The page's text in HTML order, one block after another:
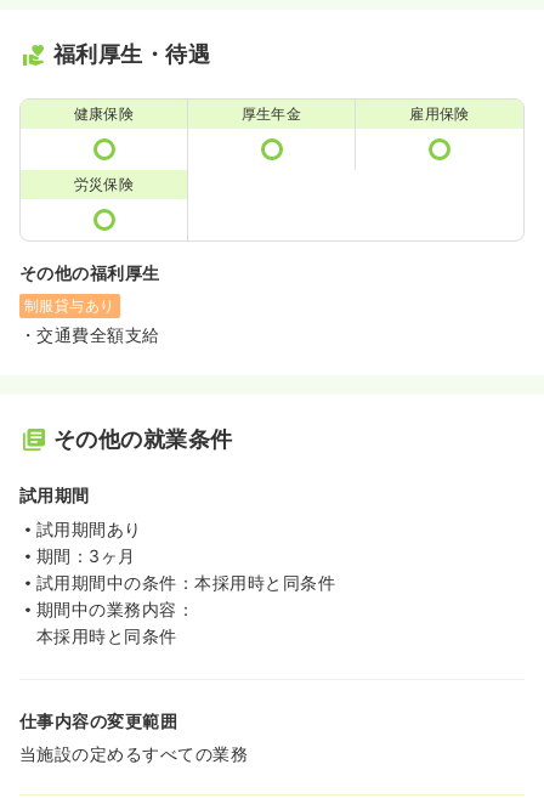
福利厚生・待遇
健康保険 厚生年金 雇用保険
労災保険
その他の福利厚生
制服貸与あり
・交通費全額支給
その他の就業条件
試用期間
試用期間あり
期間：3ヶ月
試用期間中の条件：本採用時と同条件
期間中の業務内容：
本採用時と同条件
仕事内容の変更範囲
当施設の定めるすべての業務